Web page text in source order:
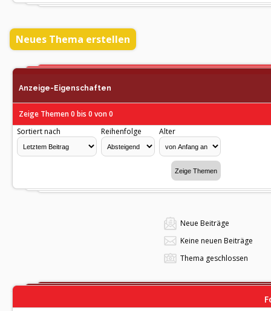
Neues Thema erstellen
Anzeige-Eigenschaften
Zeige Themen 0 bis 0 von 0
Sortiert nach
Reihenfolge Alter
Neue Beiträge
Keine neuen Beiträge
Thema geschlossen